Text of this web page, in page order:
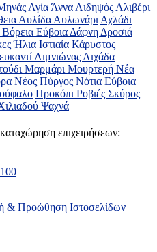
Αγία Άννα Αιδηψός Αλιβέρι
Αυλίδα Αυλωνάρι Αχλάδι
Βόρεια Εύβοια Δάφνη Δροσιά
Ήλια Ιστιαία Κάρυστος
Λιμνιώνας Λιχάδα
Μαρμάρι Μουρτερή Νέα
Νέος Πύργος Νότια Εύβοια
Προκόπι Ροβιές Σκύρος
Ψαχνά
επιχειρήσεων:
& Προώθηση Ιστοσελίδων